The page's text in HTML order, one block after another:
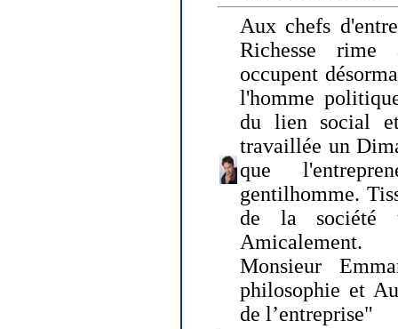
Aux chefs
Richesse rime
occupent
l'homme
du lien social
travaillée un
que
gentilhomme.
de la société
Amicalement.
Monsieur
philosophie et
de l’entreprise"